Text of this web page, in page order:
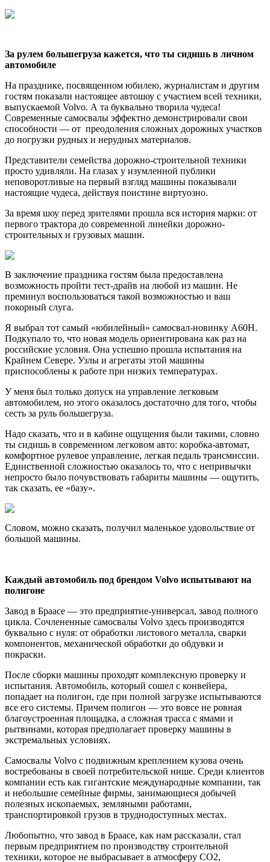
За рулем большегруза кажется, что ты сидишь в личном
автомобиле
На празднике, посвященном юбилею, журналистам и другим
гостям показали настоящее автошоу с участием всей техники,
выпускаемой Volvo. А та буквально творила чудеса!
Современные самосвалы эффектно демонстрировали свои
способности — от преодоления сложных дорожных участков
до погрузки рудных и нерудных материалов.
Представители семейства дорожно-строительной техники
просто удивляли. На глазах у изумленной публики
неповоротливые на первый взгляд машины показывали
настоящие чудеса, действуя поистине виртуозно.
За время шоу перед зрителями прошла вся история марки: от
первого трактора до современной линейки дорожно-
строительных и грузовых машин.
В заключение праздника гостям была предоставлена
возможность пройти тест-драйв на любой из машин. Не
преминул воспользоваться такой возможностью и ваш
покорный слуга.
Я выбрал тот самый «юбилейный» самосвал-новинку A60H.
Подкупало то, что новая модель ориентирована как раз на
российские условия. Она успешно прошла испытания на
Крайнем Севере. Узлы и агрегаты этой машины
приспособлены к работе при низких температурах.
У меня был только допуск на управление легковым
автомобилем, но этого оказалось достаточно для того, чтобы
сесть за руль большегруза.
Надо сказать, что и в кабине ощущения были такими, словно
ты сидишь в современном легковом авто: коробка-автомат,
комфортное рулевое управление, легкая педаль трансмиссии.
Единственной сложностью оказалось то, что с непривычки
непросто было почувствовать габариты машины — ощутить,
так сказать, ее «базу».
Словом, можно сказать, получил маленькое удовольствие от
большой машины.
Каждый автомобиль под брендом Volvo испытывают на
полигоне
Завод в Браасе — это предприятие-универсал, завод полного
цикла. Сочлененные самосвалы Volvo здесь производятся
буквально с нуля: от обработки листового металла, сварки
компонентов, механической обработки до обдувки и
покраски.
После сборки машины проходят комплексную проверку и
испытания. Автомобиль, который сошел с конвейера,
попадает на полигон, где при полной загрузке испытываются
все его системы. Причем полигон — это вовсе не ровная
благоустроенная площадка, а сложная трасса с ямами и
рытвинами, которая предполагает проверку машины в
экстремальных условиях.
Самосвалы Volvo с подвижным креплением кузова очень
востребованы в своей потребительской нише. Среди клиентов
компании есть как гигантские международные компании, так
и небольшие семейные фирмы, занимающиеся добычей
полезных ископаемых, земляными работами,
транспортировкой грузов в труднодоступных местах.
Любопытно, что завод в Браасе, как нам рассказали, стал
первым предприятием по производству строительной
техники, которое не выбрасывает в атмосферу CO2,